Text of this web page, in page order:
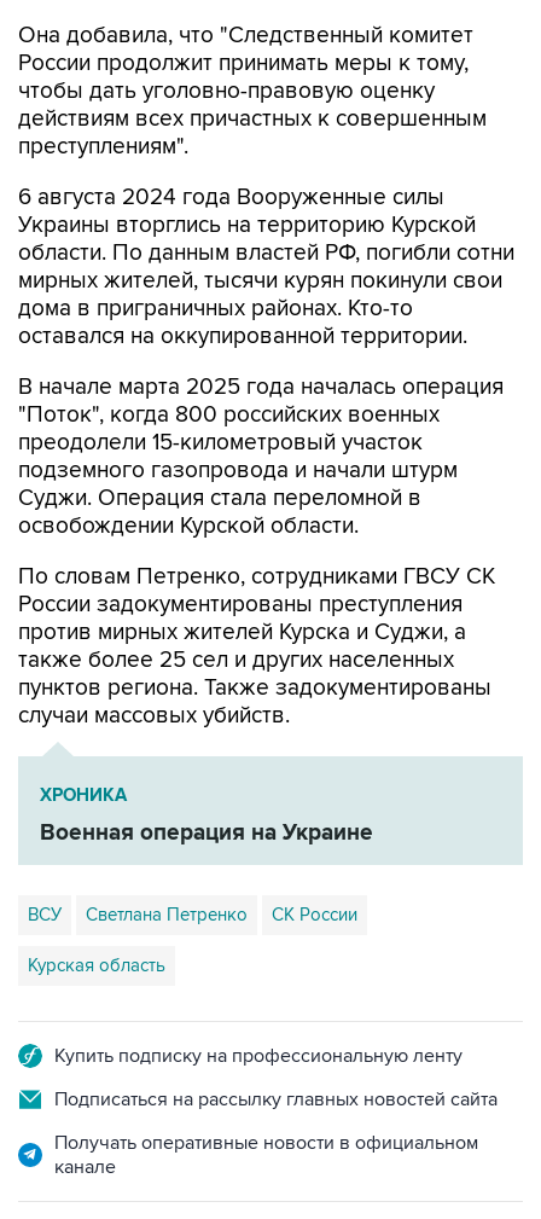
Она добавила, что "Cледственный комитет
России продолжит принимать меры к тому,
чтобы дать уголовно-правовую оценку
действиям всех причастных к совершенным
преступлениям".
6 августа 2024 года Вооруженные силы
Украины вторглись на территорию Курской
области. По данным властей РФ, погибли сотни
мирных жителей, тысячи курян покинули свои
дома в приграничных районах. Кто-то
оставался на оккупированной территории.
В начале марта 2025 года началась операция
"Поток", когда 800 российских военных
преодолели 15-километровый участок
подземного газопровода и начали штурм
Суджи. Операция стала переломной в
освобождении Курской области.
По словам Петренко, сотрудниками ГВСУ СК
России задокументированы преступления
против мирных жителей Курска и Суджи, а
также более 25 сел и других населенных
пунктов региона. Также задокументированы
случаи массовых убийств.
ХРОНИКА
Военная операция на Украине
ВСУ Светлана Петренко СК России
Курская область
Купить подписку на профессиональную ленту
Подписаться на рассылку главных новостей сайта
Получать оперативные новости в официальном
канале